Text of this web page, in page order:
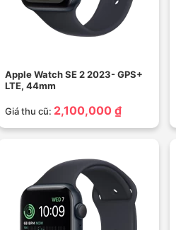
Apple Watch SE 2 2023- GPS+
LTE, 44mm
Giá thu cũ: 2,100,000 ₫